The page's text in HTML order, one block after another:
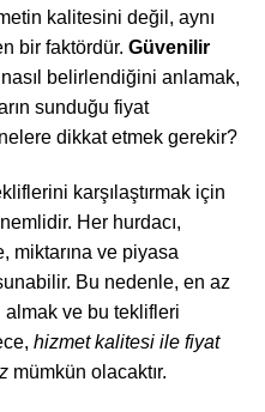
kalitesini değil, aynı
bir faktördür. Güvenilir
belirlendiğini anlamak,
sunduğu fiyat
dikkat etmek gerekir?
karşılaştırmak için
Her hurdacı,
miktarına ve piyasa
Bu nedenle, en az
almak ve bu teklifleri
hizmet kalitesi ile fiyat
mümkün olacaktır.